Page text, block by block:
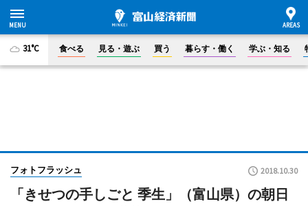
31°C 食べる 見る・遊ぶ 買う 暮らす・働く 学ぶ・知る
フォトフラッシュ 2018.10.30
「きせつの手しごと 季生」（富山県）の朝日